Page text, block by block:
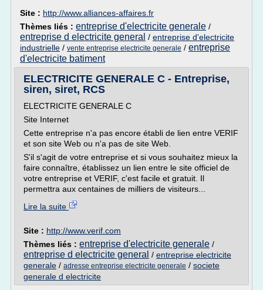
Site : http://www.alliances-affaires.fr
Thèmes liés : entreprise d'electricite generale /
entreprise d electricite general / entreprise d'electricite
industrielle / vente entreprise electricite generale / entreprise
d'electricite batiment
ELECTRICITE GENERALE C - Entreprise,
siren, siret, RCS
ELECTRICITE GENERALE C
Site Internet
Cette entreprise n'a pas encore établi de lien entre VERIF
et son site Web ou n'a pas de site Web.
S'il s'agit de votre entreprise et si vous souhaitez mieux la
faire connaître, établissez un lien entre le site officiel de
votre entreprise et VERIF, c'est facile et gratuit. Il
permettra aux centaines de milliers de visiteurs...
Lire la suite
Site : http://www.verif.com
Thèmes liés : entreprise d'electricite generale /
entreprise d electricite general / entreprise electricite
generale / adresse entreprise electricite generale / societe
generale d electricite